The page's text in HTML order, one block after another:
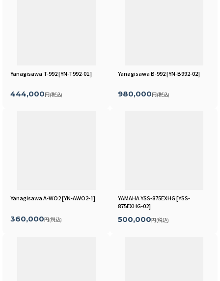
Yanagisawa T-992[YN-T992-01]
444,000 円 (税込)
Yanagisawa B-992[YN-B992-02]
980,000 円 (税込)
Yanagisawa A-WO2[YN-AWO2-1]
360,000 円 (税込)
YAMAHA YSS-875EXHG[YSS-
875EXHG-02]
500,000 円 (税込)